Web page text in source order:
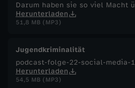
Darum haben sie so viel Macht
Herunterladen
51,8 MB (MP3)
Jugendkriminalität
podcast-folge-22-social-media-
Herunterladen
54,5 MB (MP3)